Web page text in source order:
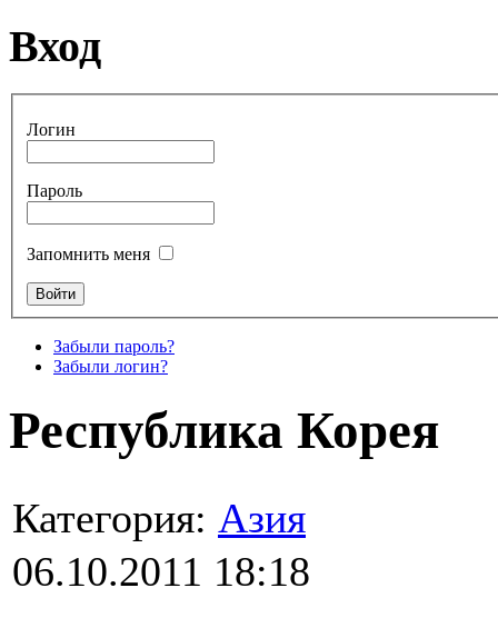
Вход
Логин
Пароль
Запомнить меня
Забыли пароль?
Забыли логин?
Республика Корея
Категория: Азия
06.10.2011 18:18